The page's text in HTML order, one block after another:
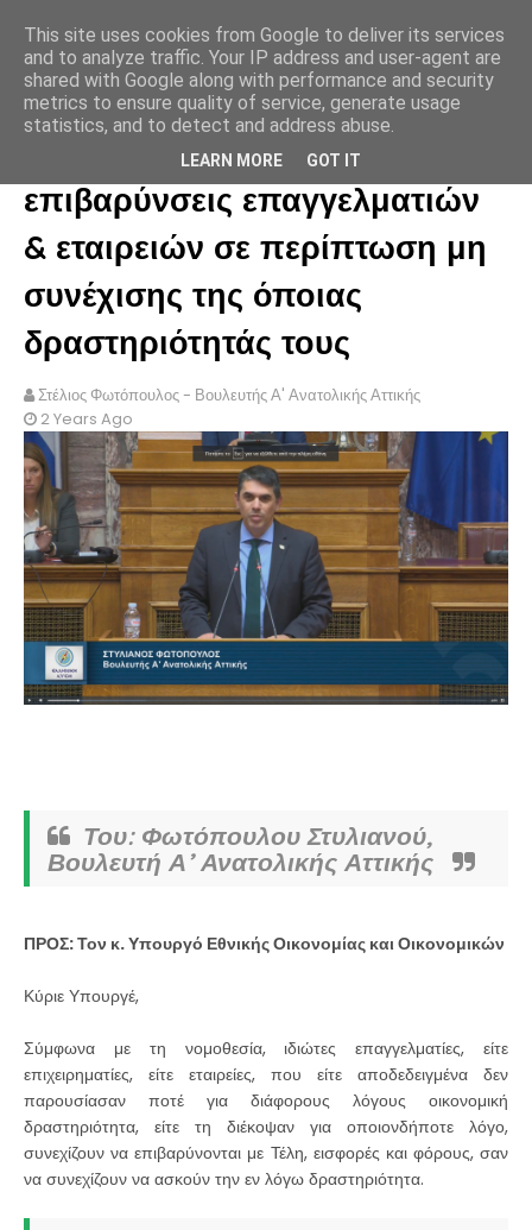
ΣΤΕΛΙΟΣ ΦΩΤΟΠΟΥΛΟΣ
Ρωτήσαμε για τις οικονομικές
επιβαρύνσεις επαγγελματιών
& εταιρειών σε περίπτωση μη
συνέχισης της όποιας
δραστηριότητάς τους
Στέλιος Φωτόπουλος - Βουλευτής Α' Ανατολικής Αττικής
2 Years Ago
Του: Φωτόπουλου Στυλιανού,
Βουλευτή Α’ Ανατολικής Αττικής
ΠΡΟΣ: Τον κ. Υπουργό Εθνικής Οικονομίας και Οικονομικών
Κύριε Υπουργέ,
Σύμφωνα με τη νομοθεσία, ιδιώτες επαγγελματίες, είτε
επιχειρηματίες, είτε εταιρείες, που είτε αποδεδειγμένα δεν
παρουσίασαν ποτέ για διάφορους λόγους οικονομική
δραστηριότητα, είτε τη διέκοψαν για οποιονδήποτε λόγο,
συνεχίζουν να επιβαρύνονται με Τέλη, εισφορές και φόρους, σαν
να συνεχίζουν να ασκούν την εν λόγω δραστηριότητα.
This site uses cookies from Google to deliver its services
and to analyze traffic. Your IP address and user-agent are
shared with Google along with performance and security
metrics to ensure quality of service, generate usage
statistics, and to detect and address abuse.
LEARN MORE GOT IT